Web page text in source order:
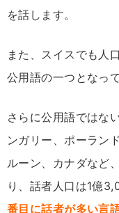
を話します。
また、スイスでも人
公用語の一つとなっ
さらに公用語ではな
ンガリー、ポーラン
ルーン、カナダなど
り、話者人口は1億
番目に話者が多い言